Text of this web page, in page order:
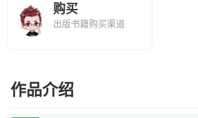
购买
出版书籍购买渠道
作品介绍